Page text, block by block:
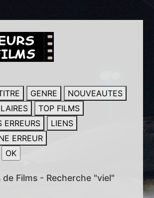
GENRE
NOUVEAUTES
TOP FILMS
ERREURS
LIENS
ERREUR
de Films - Recherche "viel"